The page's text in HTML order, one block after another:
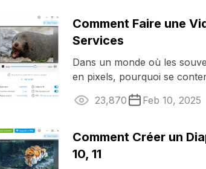
Comment Faire une
Services
Dans un monde où les
en pixels, pourquoi se
quand on peut donner vie
23,870 Feb 10, 2025
Comment Créer un
10, 11